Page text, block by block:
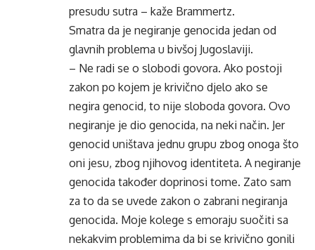
presudu sutra – kaže Brammertz.
Smatra da je negiranje genocida jedan od
glavnih problema u bivšoj Jugoslaviji.
– Ne radi se o slobodi govora. Ako postoji
zakon po kojem je krivično djelo ako se
negira genocid, to nije sloboda govora. Ovo
negiranje je dio genocida, na neki način. Jer
genocid uništava jednu grupu zbog onoga što
oni jesu, zbog njihovog identiteta. A negiranje
genocida također doprinosi tome. Zato sam
za to da se uvede zakon o zabrani negiranja
genocida. Moje kolege s emoraju suočiti sa
nekakvim problemima da bi se krivično gonili